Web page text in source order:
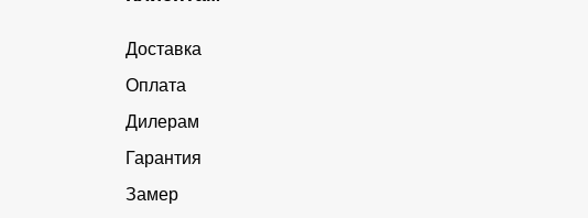
Доставка
Оплата
Дилерам
Гарантия
Замер